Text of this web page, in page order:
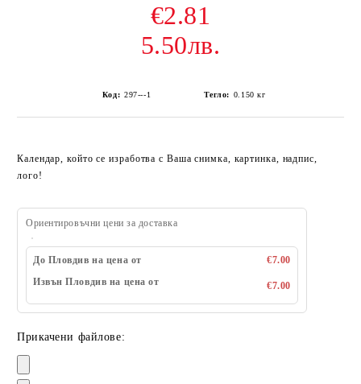
€2.81
5.50лв.
Код: 297---1 Тегло: 0.150 кг
Календар, който се изработва с Ваша снимка, картинка, надпис,
лого!
Ориентировъчни цени за доставка
До Пловдив на цена от
€7.00
Извън Пловдив на цена от
€7.00
Прикачени файлове: